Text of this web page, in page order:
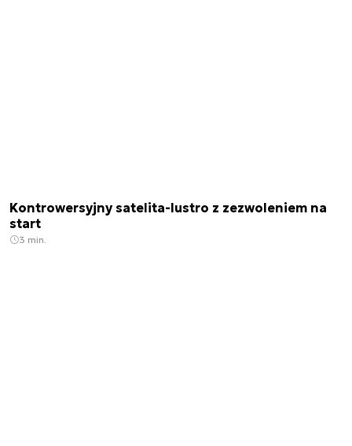
Kontrowersyjny satelita-lustro z zezwoleniem na
start
3 min.